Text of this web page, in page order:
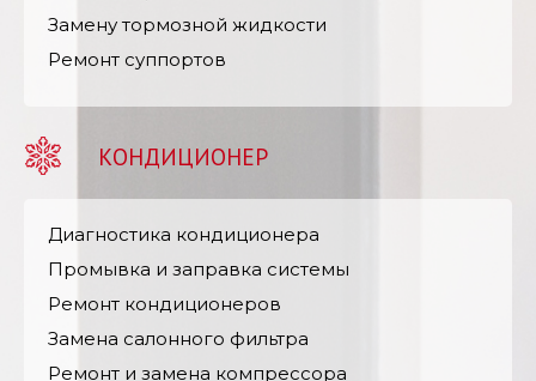
Замену тормозной жидкости
Ремонт суппортов
КОНДИЦИОНЕР
Диагностика кондиционера
Промывка и заправка системы
Ремонт кондиционеров
Замена салонного фильтра
Ремонт и замена компрессора